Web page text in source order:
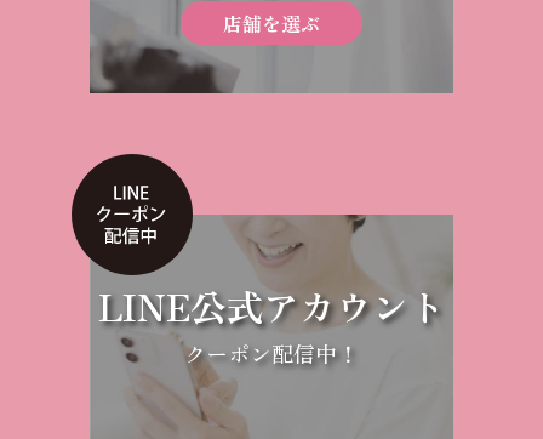
店舗を選ぶ
LINE公式アカウント
クーポン配信中！